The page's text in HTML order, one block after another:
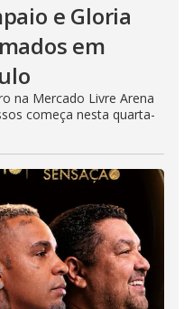
e Gloria
em
na Mercado Livre Arena
começa nesta quarta-